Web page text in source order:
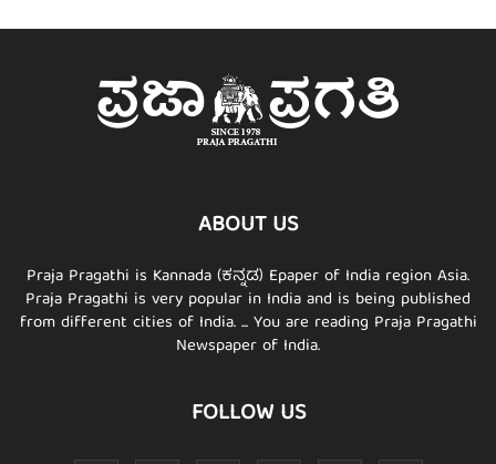
ABOUT US
Praja Pragathi is Kannada (ಕನ್ನಡ) Epaper of India region Asia.
Praja Pragathi is very popular in India and is being published
from different cities of India. ... You are reading Praja Pragathi
Newspaper of India.
FOLLOW US